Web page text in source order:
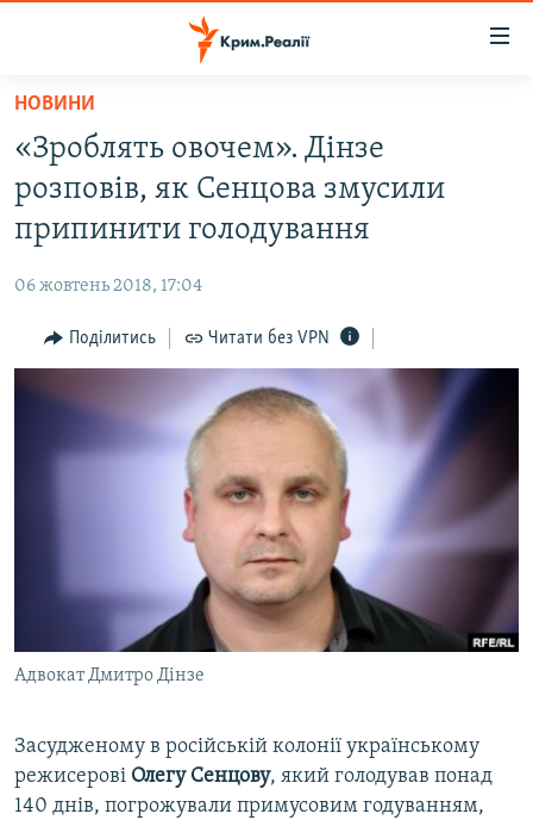
Перейти
основного
матеріалу
Перейти
до
основної
Перейти
до
пошуку
НОВИНИ
ВОДА.КРИМ
ВІДЕО ТА ФОТО
БЛОГИ
ПОГЛЯД
ВІДЕОУРОКИ «ELIFBE»
СВІДЧЕННЯ ОКУПАЦІЇ
УКРАЇНСЬКА ПРОБЛЕМА КРИМУ
ІНФОГРАФІКА
ЯК ОБІЙТИ БЛОКУВАННЯ
ДОЛУЧАЙСЯ!
Усі сайти RFE/RL
НОВИНИ
«Зроблять овочем». Дінзе
розповів, як Сенцова змусили
припинити голодування
06 жовтень 2018, 17:04
Поділитись Читати без VPN
Адвокат Дмитро Дінзе
Засудженому в російській колонії українському
режисерові Олегу Сенцову, який голодував понад
140 днів, погрожували примусовим годуванням,